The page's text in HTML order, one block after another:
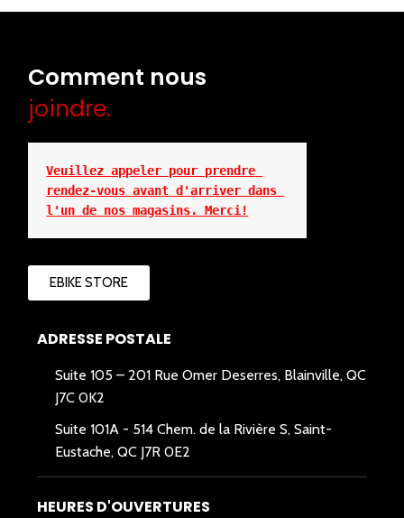
Comment nous
joindre.
Veuillez appeler pour prendre
rendez-vous avant d'arriver dans
l'un de nos magasins. Merci!
EBIKE STORE
ADRESSE POSTALE
Suite 105 – 201 Rue Omer Deserres, Blainville, QC
J7C 0K2
Suite 101A - 514 Chem. de la Rivière S, Saint-
Eustache, QC J7R 0E2
HEURES D'OUVERTURES